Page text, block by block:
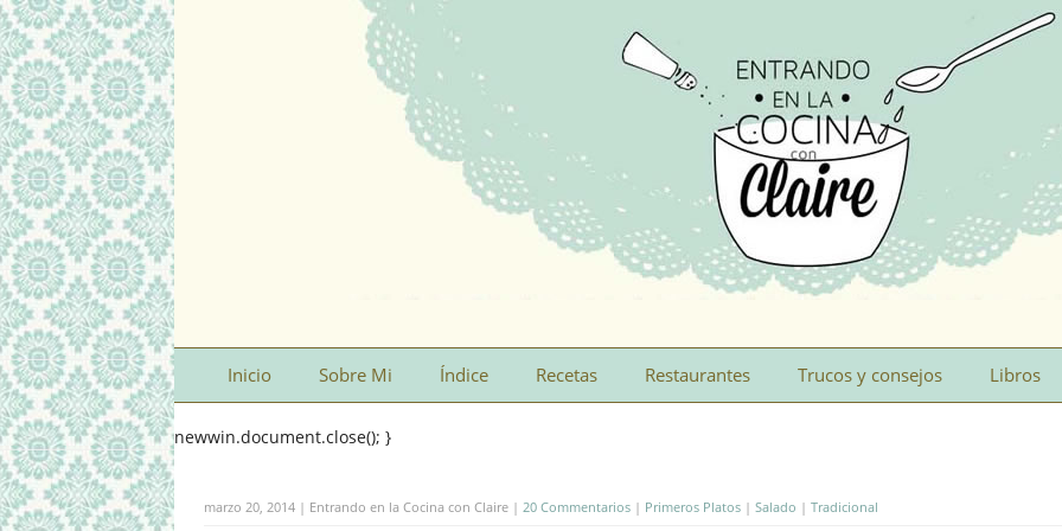
Inicio Sobre Mi Índice Recetas Restaurantes Trucos y consejos Libros
newwin.document.close(); }
marzo 20, 2014 | Entrando en la Cocina con Claire | 20 Commentarios | Primeros Platos | Salado | Tradicional